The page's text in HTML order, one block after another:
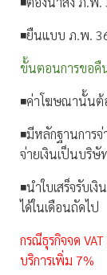
◾️ยืนแบบ ภ.พ.
ขั้นตอนการขอคื
◾️ค่าโฆษณานั้น
◾️มีหลักฐานการ
จ่ายเงินเป็นบริ
◾️นำใบเสร็จรับ
ได้ในเดือนถัดไป
กรณีธุรกิจจด
บริการเพิ่ม 7%